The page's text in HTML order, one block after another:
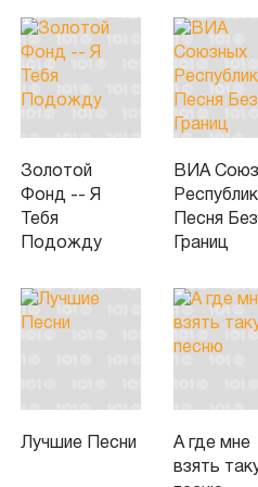
Золотой
Фонд -- Я
Тебя
Подожду
ВИА
Песня Без
Границ
Лучшие Песни
А где мне
взять